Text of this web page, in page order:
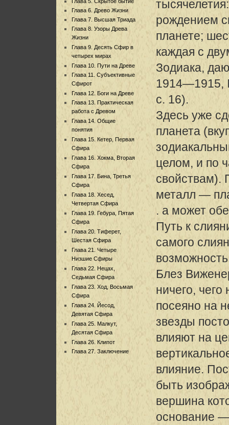
Глава 6. Древо Жизни
Глава 7. Высшая Триада
Глава 8. Узоры Древа
Жизни
Глава 9. Десять Сфир в
четырех мирах
Глава 10. Пути на Древе
Глава 11. Субъективные
Сфирот
Глава 12. Боги на Древе
Глава 13. Практическая
работа с Древом
Глава 14. Общие
понятия
Глава 15. Кетер, Первая
Сфира
Глава 16. Хокма, Вторая
Сфира
Глава 17. Бина, Третья
Сфира
Глава 18. Хесед,
Четвертая Сфира
Глава 19. Гебура, Пятая
Сфира
Глава 20. Тиферет,
Шестая Сфира
Глава 21. Четыре
Низшие Сфиры
Глава 22. Нецах,
Седьмая Сфира
Глава 23. Ход, Восьмая
Сфира
Глава 24. Йесод,
Девятая Сфира
Глава 25. Малкут,
Десятая Сфира
Глава 26. Клипот
Глава 27. Заключение
рождением
планете;
каждая с
Зодиака,
с. 16).
Здесь уже
планета
целом, и по
свойствам).
металл —
. а может
Путь к
самого
Блез
ничего,
посеяно на
звезды
влияют на
влияние.
быть
вершина
основание